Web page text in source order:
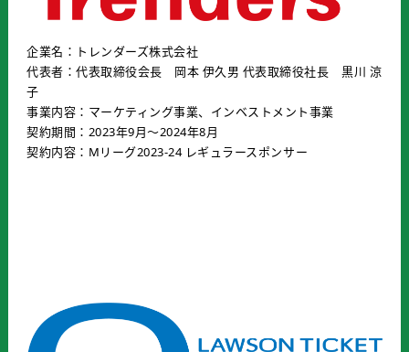
企業名：トレンダーズ株式会社
代表者：代表取締役会長 岡本 伊久男 代表取締役社長 黒川 涼
子
事業内容：マーケティング事業、インベストメント事業
契約期間：2023年9月〜2024年8月
契約内容：Mリーグ2023-24 レギュラースポンサー